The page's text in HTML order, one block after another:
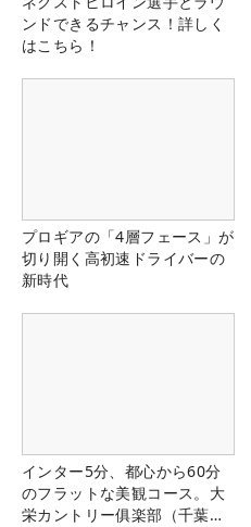
ンドできるチャンス！詳しく
はこちら！
プロギアの「4層フェース」が
切り開く高初速ドライバーの
新時代
インター5分、都心から60分
のフラットな美観コース。大
栄カントリー俱楽部（千葉